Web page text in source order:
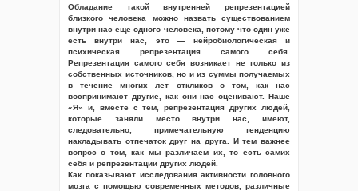
Обладание такой внутренней репрезентацией
близкого человека можно назвать существованием
внутри нас еще одного человека, потому что один уже
есть внутри нас, это — нейробиологическая и
психическая репрезентация самого себя.
Репрезентация самого себя возникает не только из
собственных источников, но и из суммы получаемых
в течение многих лет откликов о том, как нас
воспринимают другие, как они нас оценивают. Наше
«Я» и, вместе с тем, репрезентация других людей,
которые заняли место внутри нас, имеют,
следовательно, примечательную тенденцию
накладывать отпечаток друг на друга. И тем важнее
вопрос о том, как мы различаем их, то есть самих
себя и репрезентации других людей.
Как показывают исследования активности головного
мозга с помощью современных методов, различные